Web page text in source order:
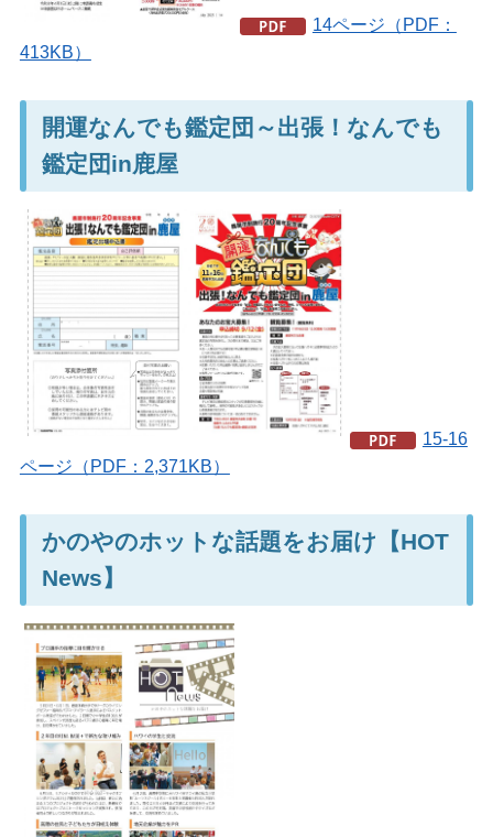
14ページ（PDF：
413KB）
開運なんでも鑑定団～出張！なんでも
鑑定団in鹿屋
15-16
ページ（PDF：2,371KB）
かのやのホットな話題をお届け【HOT
News】